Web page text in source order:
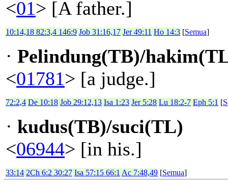
<01> [A father.]
10:14,18 82:3,4 146:9 Job 31:16,17 Jer 49:11 Ho 14:3 [Semua]
· Pelindung(TB)/
<01781> [a judge.]
72:2,4 De 10:18 Job 29:12,13 Isa 1:23 Jer 5:28 Lu 18:2-7 Eph 5:1 [
· kudus(TB)/suci(TL)
<06944> [in his.]
33:14 2Ch 6:2 30:27 Isa 57:15 66:1 Ac 7:48,49 [Semua]